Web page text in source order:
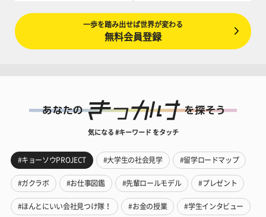
一歩を踏み出せば世界が変わる
無料会員登録
気になる #キーワード をタッチ
#キョーソウPROJECT #大学生の社会見学 #留学ロードマップ
#ガクラボ #お仕事図鑑 #先輩ロールモデル #プレゼント
#ほんとにいい会社見つけ隊！ #お金の授業 #学生インタビュー